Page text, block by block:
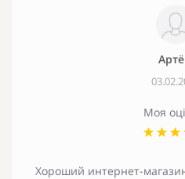
Моя
Хороший интернет-